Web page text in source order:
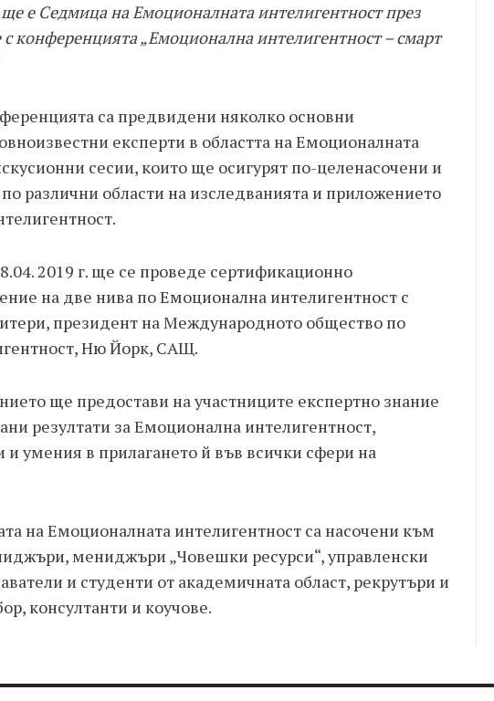
е Седмица на Емоционалната интелигентност през
конференцията „Емоционална интелигентност – смарт
са предвидени няколко основни
експерти в областта на Емоционалната
сесии, които ще осигурят по-целенасочени и
различни области на изследванията и приложението
2019 г. ще се проведе сертификационно
на две нива по Емоционална интелигентност с
президент на Международното общество по
Ню Йорк, САЩ.
ще предостави на участниците експертно знание
резултати за Емоционална интелигентност,
и умения в прилагането й във всички сфери на
на Емоционалната интелигентност са насочени към
мениджъри „Човешки ресурси“, управленски
и студенти от академичната област, рекрутъри и
консултанти и коучове.